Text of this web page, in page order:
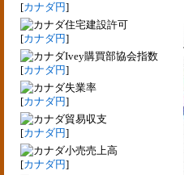
[カナダ円]
住宅建設許可
[カナダ円]
Ivey購買部協会指数
[カナダ円]
失業率
[カナダ円]
貿易収支
[カナダ円]
小売売上高
[カナダ円]